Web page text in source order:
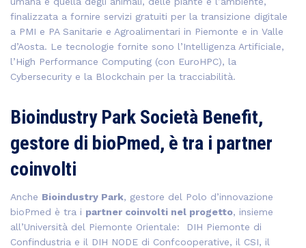
finalizzata a fornire servizi gratuiti per la transizione digitale
a PMI e PA Sanitarie e Agroalimentari in Piemonte e in Valle
d’Aosta. Le tecnologie fornite sono l’Intelligenza Artificiale,
l’High Performance Computing (con EuroHPC), la
Cybersecurity e la Blockchain per la tracciabilità.
Bioindustry Park Società Benefit,
gestore di bioPmed, è tra i partner
coinvolti
Anche Bioindustry Park, gestore del Polo d’innovazione
bioPmed è tra i partner coinvolti nel progetto, insieme
all’Università del Piemonte Orientale: DIH Piemonte di
Confindustria e il DIH NODE di Confcooperative, il CSI, il